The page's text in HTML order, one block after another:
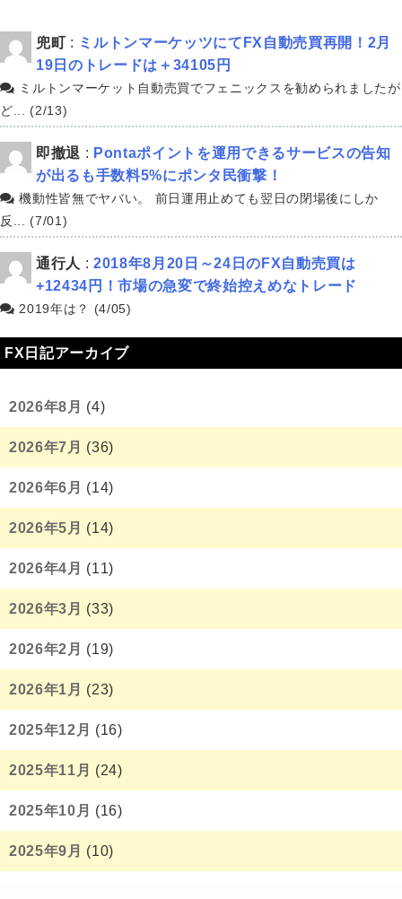
兜町 : ミルトンマーケッツにてFX自動売買再開！2月
19日のトレードは＋34105円
ミルトンマーケット自動売買でフェニックスを勧められましたが
ど... (2/13)
即撤退 : Pontaポイントを運用できるサービスの告知
が出るも手数料5%にポンタ民衝撃！
機動性皆無でヤバい。 前日運用止めても翌日の閉場後にしか
反... (7/01)
通行人 : 2018年8月20日～24日のFX自動売買は
+12434円！市場の急変で終始控えめなトレード
2019年は？ (4/05)
FX日記アーカイブ
2026年8月 (4)
2026年7月 (36)
2026年6月 (14)
2026年5月 (14)
2026年4月 (11)
2026年3月 (33)
2026年2月 (19)
2026年1月 (23)
2025年12月 (16)
2025年11月 (24)
2025年10月 (16)
2025年9月 (10)